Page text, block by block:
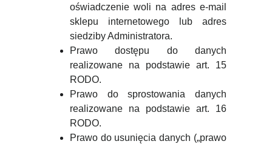
oświadczenie woli na adres e-mail
sklepu internetowego lub adres
siedziby Administratora.
Prawo dostępu do danych
realizowane na podstawie art. 15
RODO.
Prawo do sprostowania danych
realizowane na podstawie art. 16
RODO.
Prawo do usunięcia danych („prawo